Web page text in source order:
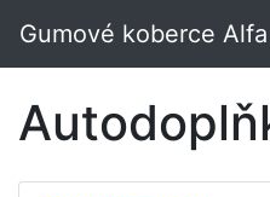
Gumové koberce